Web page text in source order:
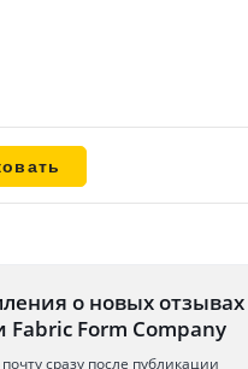
о новых отзывах
Form Company
сразу после публикации